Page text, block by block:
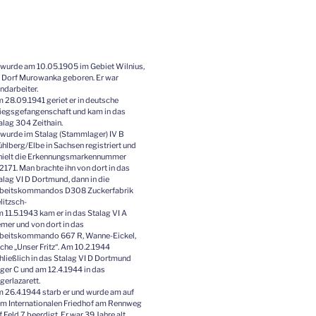
wurde am 10.05.1905 im Gebiet Wilnius,
Murowanka geboren. Er war
28.09.1941 geriet er in deutsche
und kam in das
304 Zeithain.
im Stalag (Stammlager) IV B
Elbe in Sachsen registriert und
die Erkennungsmarkennummer
Man brachte ihn von dort in das
VI D Dortmund, dann in die
D308 Zuckerfabrik
11.5.1943 kam er in das Stalag VI A
und von dort in das
667 R, Wanne-Eickel,
„Unser Fritz“. Am 10.2.1944
in das Stalag VI D Dortmund
C und am 12.4.1944 in das
26.4.1944 starb er und wurde am auf
Internationalen Friedhof am Rennweg